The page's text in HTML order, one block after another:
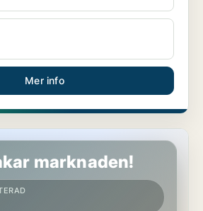
Mer info
marknaden!